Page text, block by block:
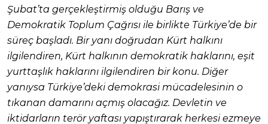
Şubat’ta gerçekleştirmiş olduğu Barış ve
Demokratik Toplum Çağrısı ile birlikte Türkiye’de bir
süreç başladı. Bir yanı doğrudan Kürt halkını
ilgilendiren, Kürt halkının demokratik haklarını, eşit
yurttaşlık haklarını ilgilendiren bir konu. Diğer
yanıysa Türkiye’deki demokrasi mücadelesinin o
tıkanan damarını açmış olacağız. Devletin ve
iktidarların terör yaftası yapıştırarak herkesi ezmeye